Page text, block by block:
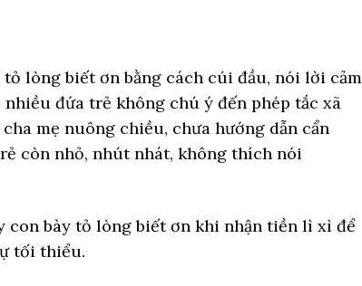
lòng biết ơn bằng cách cúi đầu, nói lời cảm
đứa trẻ không chú ý đến phép tắc xã
mẹ nuông chiều, chưa hướng dẫn cẩn
còn nhỏ, nhút nhát, không thích nói
con bày tỏ lòng biết ơn khi nhận tiền lì xì để
tối thiểu.